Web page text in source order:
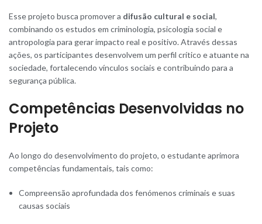
Esse projeto busca promover a difusão cultural e social,
combinando os estudos em criminologia, psicologia social e
antropologia para gerar impacto real e positivo.Através dessas
ações, os participantes desenvolvem um perfil crítico e atuante na
sociedade, fortalecendo vínculos sociais e contribuindo para a
segurança pública.
Competências Desenvolvidas no
Projeto
Ao longo do desenvolvimento do projeto, o estudante aprimora
competências fundamentais, tais como:
Compreensão aprofundada dos fenómenos criminais e suas
causas sociais